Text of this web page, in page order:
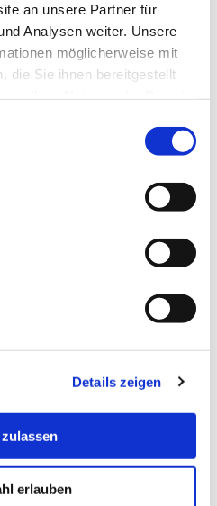
an unsere Partner für
Analysen weiter. Unsere
möglicherweise mit
die Sie ihnen bereitgestellt
Details zeigen
erlauben